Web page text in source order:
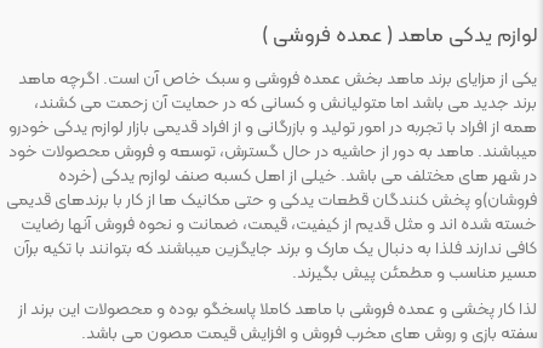
لوازم یدکی ماهد ( عمده فروشی )
یکی از مزایای برند ماهد بخش عمده فروشی و سبک خاص آن است. اگرچه ماهد
برند جدید می باشد اما متولیانش و کسانی که در حمایت آن زحمت می کشند،
همه از افراد با تجربه در امور تولید و بازرگانی و از افراد قدیمی بازار لوازم یدکی خودرو
میباشند. ماهد به دور از حاشیه در حال گسترش، توسعه و فروش محصولات خود
در شهر های مختلف می باشد. خیلی از اهل کسبه صنف لوازم یدکی (خرده
فروشان)و پخش کنندگان قطعات یدکی و حتی مکانیک ها از کار با برندهای قدیمی
خسته شده اند و مثل قدیم از کیفیت، قیمت، ضمانت و نحوه فروش آنها رضایت
کافی ندارند فلذا به دنبال یک مارک و برند جایگزین میباشند که بتوانند با تکیه برآن
مسیر مناسب و مطمئن پیش بگیرند.
لذا کار پخشی و عمده فروشی با ماهد کاملا پاسخگو بوده و محصولات این برند از
سفته بازی و روش های مخرب فروش و افزایش قیمت مصون می باشد.